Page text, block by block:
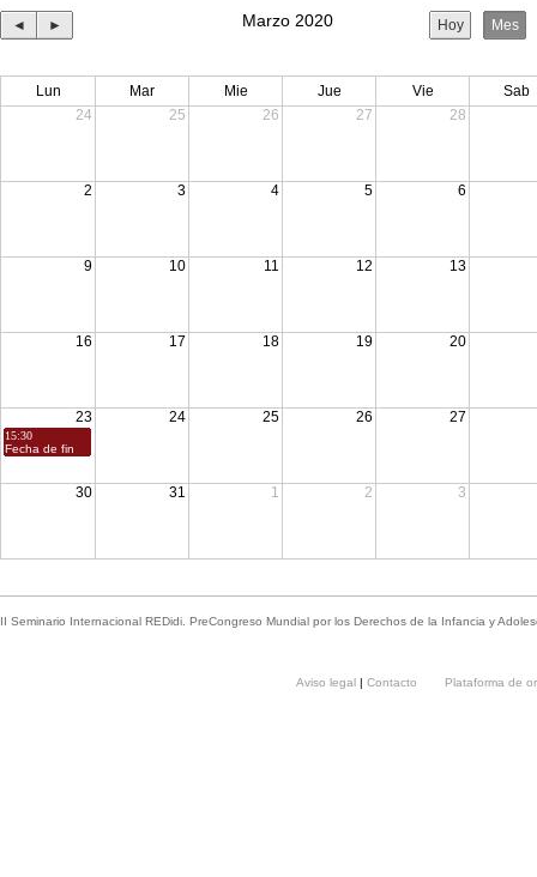
◄ ► Marzo 2020 Hoy Mes
Lun Mar Mie Jue Vie
Sab
24
25 26 27 28
2 3 4 5 6
9 10 11 12 13
16 17 18 19 20
23 24 25 26 27
30 31 1 2 3
09:00
Fecha de inicio
15:30
Fecha de fin
II Seminario Internacional REDidi. PreCongreso Mundial por los Derechos de la Infancia y
Aviso legal | Contacto Plataforma de